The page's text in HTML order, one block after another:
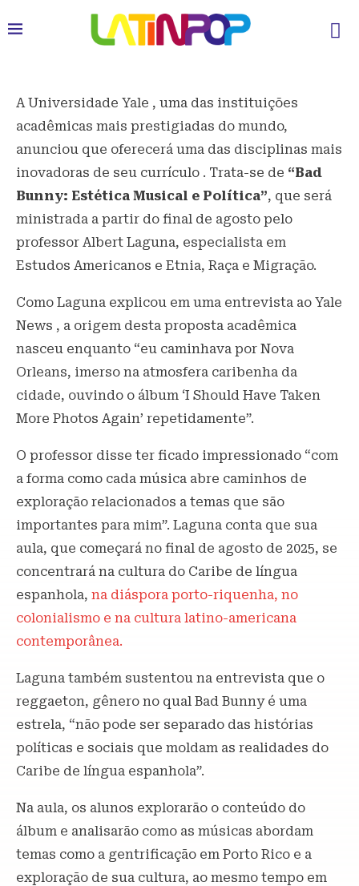
A Universidade Yale , uma das instituições
acadêmicas mais prestigiadas do mundo,
anunciou que oferecerá uma das disciplinas mais
inovadoras de seu currículo . Trata-se de “Bad
Bunny: Estética Musical e Política”, que será
ministrada a partir do final de agosto pelo
professor Albert Laguna, especialista em
Estudos Americanos e Etnia, Raça e Migração.
Como Laguna explicou em uma entrevista ao Yale
News , a origem desta proposta acadêmica
nasceu enquanto “eu caminhava por Nova
Orleans, imerso na atmosfera caribenha da
cidade, ouvindo o álbum ‘I Should Have Taken
More Photos Again’ repetidamente”.
O professor disse ter ficado impressionado “com
a forma como cada música abre caminhos de
exploração relacionados a temas que são
importantes para mim”. Laguna conta que sua
aula, que começará no final de agosto de 2025, se
concentrará na cultura do Caribe de língua
espanhola, na diáspora porto-riquenha, no
colonialismo e na cultura latino-americana
contemporânea.
Laguna também sustentou na entrevista que o
reggaeton, gênero no qual Bad Bunny é uma
estrela, “não pode ser separado das histórias
políticas e sociais que moldam as realidades do
Caribe de língua espanhola”.
Na aula, os alunos explorarão o conteúdo do
álbum e analisarão como as músicas abordam
temas como a gentrificação em Porto Rico e a
exploração de sua cultura, ao mesmo tempo em